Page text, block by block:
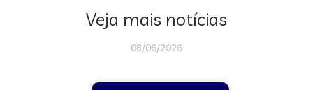
Veja mais notícias
08/06/2026